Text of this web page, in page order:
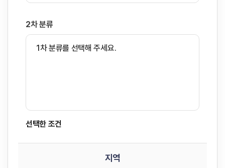
2차 분류
1차 분류를 선택해 주세요.
선택한 조건
지역